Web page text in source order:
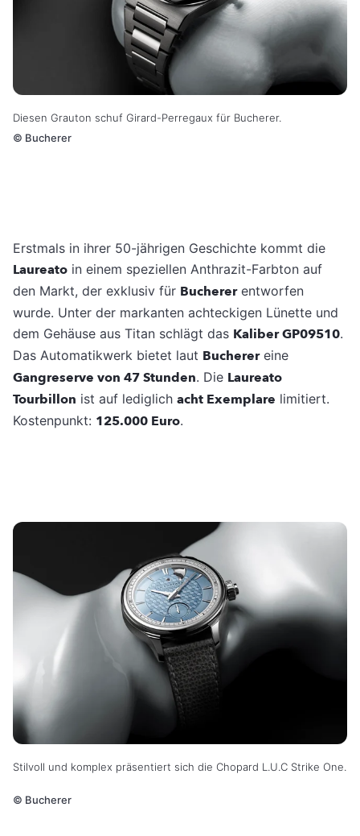
Diesen Grauton schuf Girard-Perregaux für Bucherer.
© Bucherer
Erstmals in ihrer 50-jährigen Geschichte kommt die
Laureato in einem speziellen Anthrazit-Farbton auf
den Markt, der exklusiv für Buchererentworfen
wurde. Unter der markanten achteckigen Lünette und
dem Gehäuse aus Titan schlägt das Kaliber GP09510.
Das Automatikwerk bietet laut Bucherereine
Gangreserve von 47 Stunden. Die Laureato
Tourbillon ist auf lediglich acht Exemplare limitiert.
Kostenpunkt: 125.000 Euro.
Stilvoll und komplex präsentiert sich die Chopard L.U.C Strike One.
© Bucherer